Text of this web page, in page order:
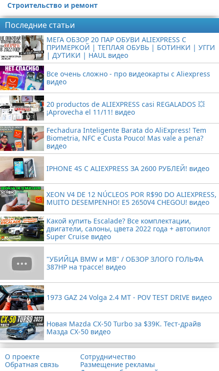
Строительство и ремонт
Последние статьи
МЕГА ОБЗОР 20 ПАР ОБУВИ ALIEXPRESS С
ПРИМЕРКОЙ | ТЕПЛАЯ ОБУВЬ | БОТИНКИ | УГГИ
| ДУТИКИ | HAUL видео
Все очень сложно - про видеокарты с Aliexpress
видео
20 productos de ALIEXPRESS casi REGALADOS 💥
¡Aprovecha el 11/11! видео
Fechadura Inteligente Barata do AliExpress! Tem
Biometria, NFC e Custa Pouco! Mas vale a pena?
видео
IPHONE 4S С ALIEXPRESS ЗА 2600 РУБЛЕЙ! видео
XEON V4 DE 12 NÚCLEOS POR R$90 DO ALIEXPRESS,
MUITO DESEMPENHO! E5 2650V4 CHEGOU! видео
Какой купить Escalade? Все комплектации,
двигатели, салоны, цвета 2022 года + автопилот
Super Cruise видео
"УБИЙЦА BMW и MB" / ОБЗОР ЗЛОГО ГОЛЬФА
387HP на трассе! видео
1973 GAZ 24 Volga 2.4 MT - POV TEST DRIVE видео
Новая Mazda CX-50 Turbo за $39K. Тест-драйв
Мазда CX-50 видео
О проекте
Обратная связь
Сотрудничество
Размещение рекламы